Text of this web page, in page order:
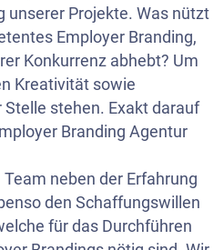
unserer Projekte. Was nützt
Employer Branding,
Konkurrenz abhebt? Um
Kreativität sowie
stehen. Exakt darauf
Branding Agentur
neben der Erfahrung
den Schaffungswillen
für das Durchführen